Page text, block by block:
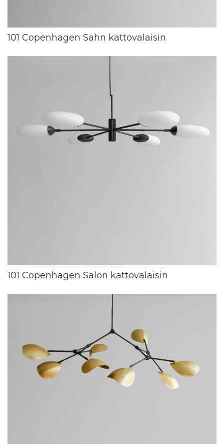
101 Copenhagen Sahn kattovalaisin
101 Copenhagen Salon kattovalaisin